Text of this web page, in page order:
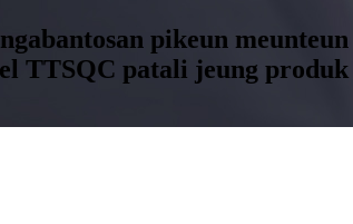
pikeun
TTSQC patali jeung